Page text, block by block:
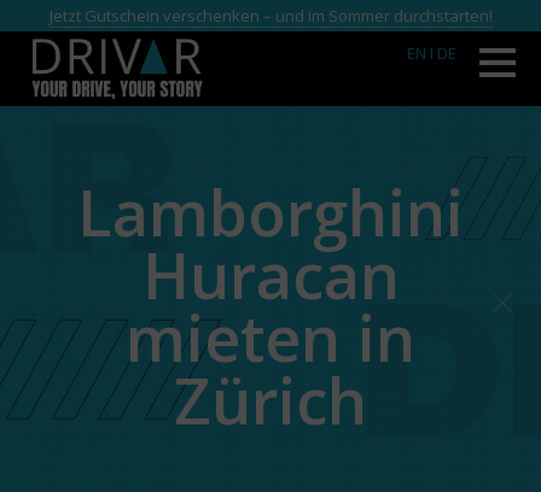
Jetzt Gutschein verschenken – und im Sommer durchstarten!
EN I DE
Lamborghini
Huracan
mieten in
Zürich